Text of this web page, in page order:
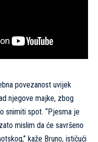
povezanost uvijek
njegove majke, zbog
snimiti spot. “Pjesma je
mislim da će savršeno
kaže Bruno, ističući